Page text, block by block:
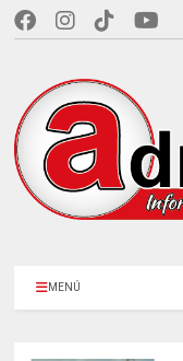
MENÚ